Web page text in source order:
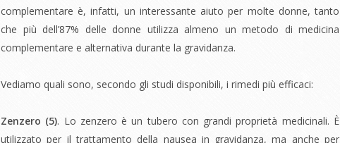
complementare è, infatti, un interessante aiuto per molte donne, tanto
che più dell’87% delle donne utilizza almeno un metodo di medicina
complementare e alternativa durante la gravidanza.
Vediamo quali sono, secondo gli studi disponibili, i rimedi più efficaci:
Zenzero (5). Lo zenzero è un tubero con grandi proprietà medicinali. È
utilizzato per il trattamento della nausea in gravidanza, ma anche per